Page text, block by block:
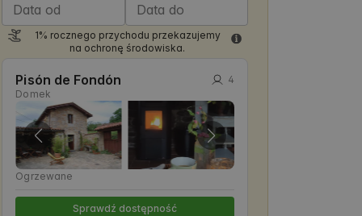
Data od Data do
1% rocznego przychodu przekazujemy
na ochronę środowiska.
Pisón de Fondón
Domek
4
Ogrzewane
Sprawdź dostępność